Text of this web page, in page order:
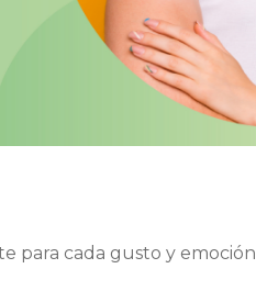
para cada gusto y